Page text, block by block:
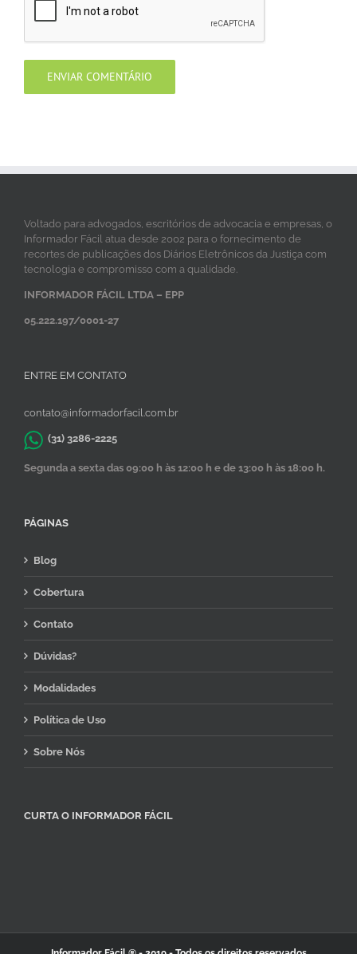
Voltado para advogados, escritórios de advocacia e empresas, o
Informador Fácil atua desde 2002 para o fornecimento de
recortes de publicações dos Diários Eletrônicos da Justiça com
tecnologia e compromisso com a qualidade.
INFORMADOR FÁCIL LTDA – EPP
05.222.197/0001-27
ENTRE EM CONTATO
contato@informadorfacil.com.br
(31) 3286-2225
Segunda a sexta das 09:00 h às 12:00 h e de 13:00 h às 18:00 h.
PÁGINAS
Blog
Cobertura
Contato
Dúvidas?
Modalidades
Política de Uso
Sobre Nós
CURTA O INFORMADOR FÁCIL